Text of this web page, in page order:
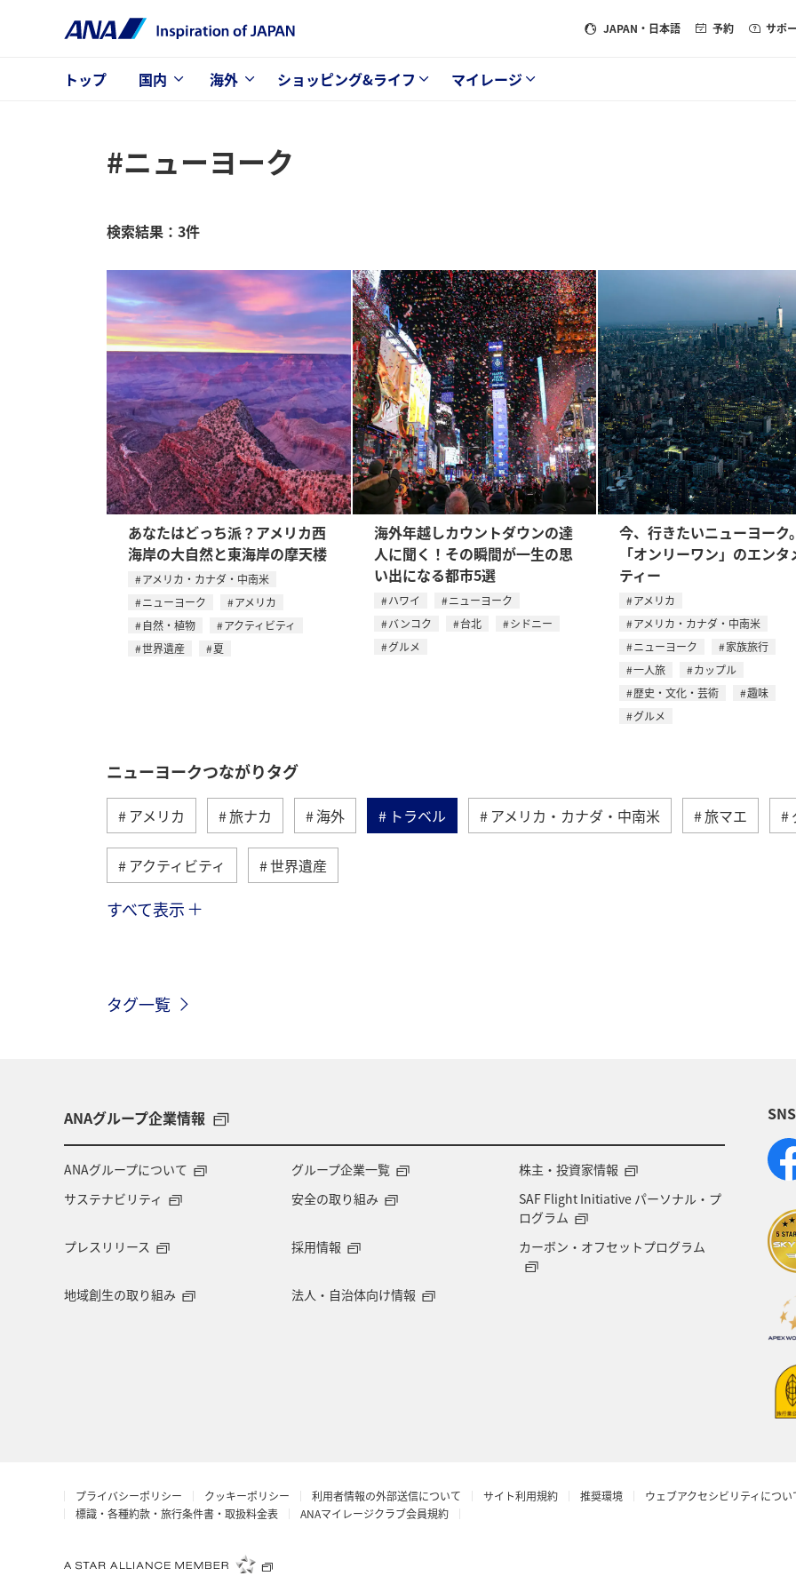
JAPAN ・日本語 予約 サポ
トップ 国内 海外 ショッピング&ライフ マイレージ
#ニューヨーク
検索結果：3件
あなたはどっち派？アメリカ西
海岸の大自然と東海岸の摩天楼
アメリカ・カナダ・中南米
ニューヨーク
アメリカ
自然・植物
アクティビティ
世界遺産
夏
海外年越しカウントダウンの達
人に聞く！その瞬間が一生の思
い出になる都市5選
ハワイ
ニューヨーク
バンコク
台北
シドニー
グルメ
今、行きたいニューヨーク
「オンリーワン」のエンタ
ティー
アメリカ
アメリカ・カナダ・中南米
ニューヨーク
家族旅行
一人旅
カップル
歴史・文化・芸術
趣味
グルメ
ニューヨークつながりタグ
アメリカ 旅ナカ 海外 トラベル アメリカ・カナダ・中南米 旅マエ
アクティビティ 世界遺産
夏 ハワイ
すべて表示
タグ一覧
ANAグループ企業情報
ANAグループについて グループ企業一覧
株主・投資家情報
サステナビリティ
安全の取り組み
SAF Flight Initiative パーソナル・プ
ログラム
プレスリリース
採用情報 カーボン・オフセットプログラム
地域創生の取り組み 法人・自治体向け情報
プライバシーポリシー クッキーポリシー 利用者情報の外部送信について サイト利用規約 推奨環境
ウェブアクセシビリティについ
標識・各種約款・旅行条件書・取扱料金表
ANAマイレージクラブ会員規約